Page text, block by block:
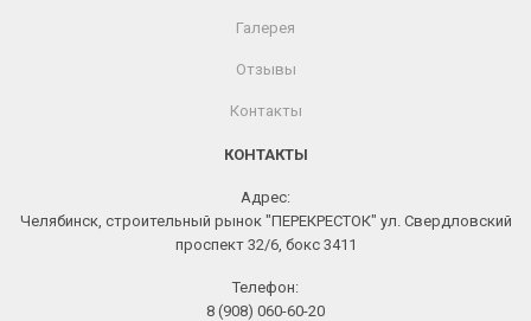
Галерея
Отзывы
Контакты
КОНТАКТЫ
Адрес:
Челябинск, строительный рынок "ПЕРЕКРЕСТОК" ул. Свердловский
проспект 32/6, бокс 3411
Телефон:
8 (908) 060-60-20